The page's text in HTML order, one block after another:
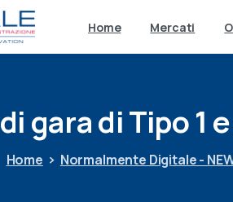
Home Mercati
di garadiTipo1 e
Home Normalmente Digitale -